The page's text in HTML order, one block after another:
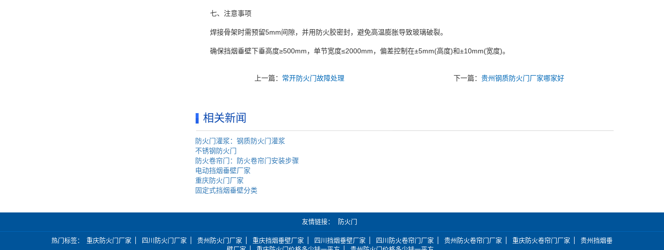
七、注意事项
焊接骨架时需预留5mm间隙，并用防火胶密封，避免高温膨胀导致玻璃破裂。
确保挡烟垂壁下垂高度≥500mm，单节宽度≤2000mm，偏差控制在±5mm(高度)和±10mm(宽度)。
上一篇： 常开防火门故障处理 下一篇：贵州钢质防火门厂家哪家好
相关新闻
防火门灌浆：钢质防火门灌浆
不锈钢防火门
防火卷帘门：防火卷帘门安装步骤
电动挡烟垂壁厂家
重庆防火门厂家
固定式挡烟垂壁分类
友情链接 防火门
热门标签 重庆防火门厂家 四川防火门厂家 贵州防火门厂家 重庆挡烟垂壁厂家 四川挡烟垂壁厂家 四川防火卷帘门厂家 贵州防火卷帘门厂家 重庆防火卷帘门厂家
贵州挡烟垂